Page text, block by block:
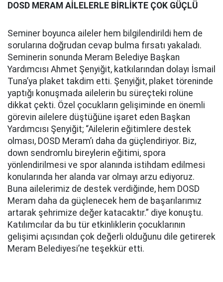
DOSD MERAM AİLELERLE BİRLİKTE ÇOK GÜÇLÜ
Seminer boyunca aileler hem bilgilendirildi hem de
sorularına doğrudan cevap bulma fırsatı yakaladı.
Seminerin sonunda Meram Belediye Başkan
Yardımcısı Ahmet Şenyiğit, katkılarından dolayı İsmail
Tuna’ya plaket takdim etti. Şenyiğit, plaket töreninde
yaptığı konuşmada ailelerin bu süreçteki rolüne
dikkat çekti. Özel çocukların gelişiminde en önemli
görevin ailelere düştüğüne işaret eden Başkan
Yardımcısı Şenyiğit; “Ailelerin eğitimlere destek
olması, DOSD Meram’ı daha da güçlendiriyor. Biz,
down sendromlu bireylerin eğitimi, spora
yönlendirilmesi ve spor alanında istihdam edilmesi
konularında her alanda var olmayı arzu ediyoruz.
Buna ailelerimiz de destek verdiğinde, hem DOSD
Meram daha da güçlenecek hem de başarılarımız
artarak şehrimize değer katacaktır.” diye konuştu.
Katılımcılar da bu tür etkinliklerin çocuklarının
gelişimi açısından çok değerli olduğunu dile getirerek
Meram Belediyesi’ne teşekkür etti.